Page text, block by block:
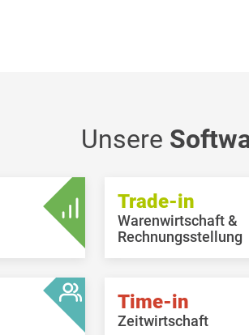
Unsere
Trade-in
Warenwirtschaft &
Rechnungsstellung
Time-in
Zeitwirtschaft